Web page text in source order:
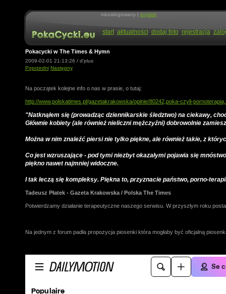
niezalogowany | english
start aktualności dodaj foto rejestracja
Pokacycki w The Times & Hymn
2009-02-01 21:13:26 / d'plus
Poprzedni Następny
Na początek kolejne info o nas w prasie, o tutaj:
http://www.polskatimes.pl/gazetakrakowska/opinie/80242,poka-czyli-
"Natknąłem się (prowadząc dziennikarskie śledztwo) na ciekawy,
Głównie kobiety (ale również nieliczni mężczyźni) dobrowolnie
Można w nim znaleźć piersi nie tylko piękne, ale również takie, z
Co jest wzruszające - pod tymi niezbyt okazałymi pojawia się
piękno nawet najmniej widoczne.
I tak leczą się kompleksy. Piękna to, przyznacie państwo, porno-
Tadeusz Płatek - Gazeta Krakowska / Polska The Times
Potwierdzamy działanie terapeutyczne naszego serwisu. W przyszłym roku
Na jednym z forum padła propozycja piosenki która mogłaby być oficjalną